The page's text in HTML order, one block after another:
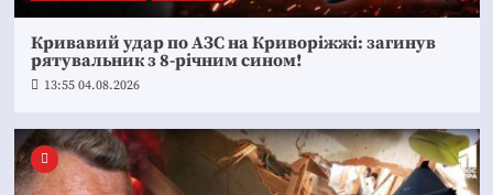
Кривавий удар по АЗС на Криворіжжі: загинув
рятувальник з 8-річним сином!
13:55 04.08.2026